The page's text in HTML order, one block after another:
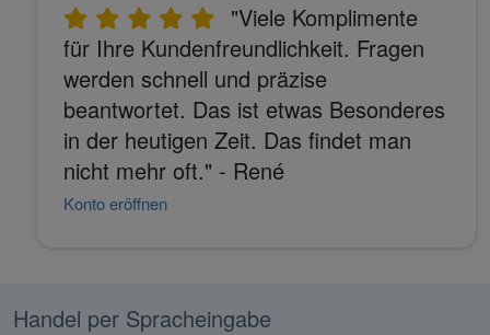
"Viele Komplimente
für Ihre Kundenfreundlichkeit. Fragen
werden schnell und präzise
beantwortet. Das ist etwas Besonderes
in der heutigen Zeit. Das findet man
nicht mehr oft." - René
Konto eröffnen
Handel per Spracheingabe